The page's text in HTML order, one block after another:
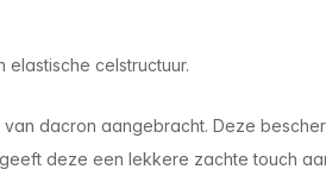
celstructuur.
van dacron aangebracht. Deze
deze een lekkere zachte touch